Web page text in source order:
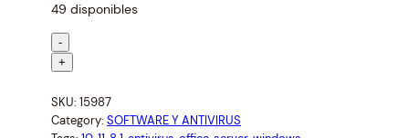
i
a
l
p
49 disponibles
O
T
W
-
+
SKU: 15987
Category: SOFTWARE Y ANTIVIRUS